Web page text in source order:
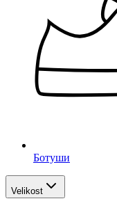
Ботуши
Velikost